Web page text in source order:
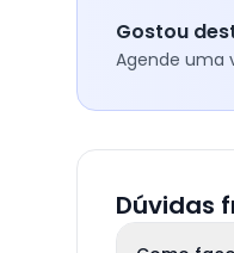
Gostou
Agende uma
Dúvidas